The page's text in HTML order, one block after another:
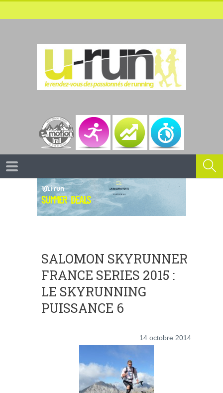
SALOMON SKYRUNNER
FRANCE SERIES 2015 :
LE SKYRUNNING
PUISSANCE 6
14 octobre 2014